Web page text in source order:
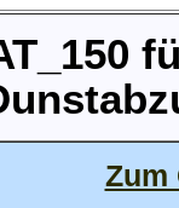
Zum